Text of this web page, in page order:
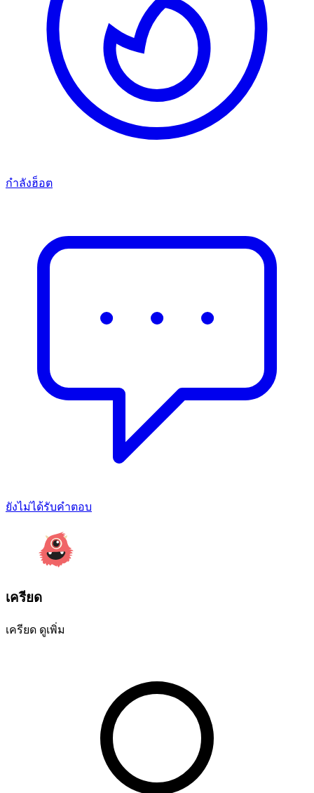
กำลังฮ็อต
ยังไม่ได้รับคำตอบ
เครียด
เครียด ดูเพิ่ม